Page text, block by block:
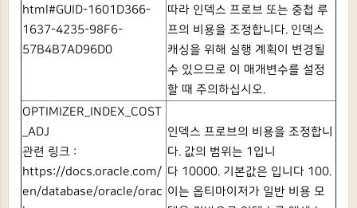
html#GUID-1601D366-
1637-4235-98F6-
57B4B7AD96D0
따라 인덱스 프로브 또는 중첩 루
프의 비용을 조정합니다. 인덱스
캐싱을 위해 실행 계획이 변경될
수 있으므로 이 매개변수를 설정
할 때 주의하십시오.
OPTIMIZER_INDEX_COST
_ADJ
관련 링크 :
https://docs.oracle.com/
en/database/oracle/orac
인덱스 프로브의 비용을 조정합니
다. 값의 범위는 1입니
다 10000. 기본값은 입니다 100.
이는 옵티마이저가 일반 비용 모